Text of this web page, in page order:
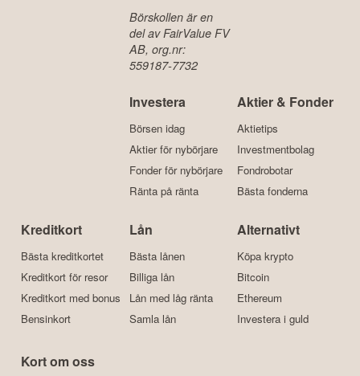
Börskollen är en
del av FairValue FV
AB, org.nr:
559187-7732
Investera
Börsen idag
Aktier för nybörjare
Fonder för nybörjare
Ränta på ränta
Aktier & Fonder
Aktietips
Investmentbolag
Fondrobotar
Bästa fonderna
Kreditkort
Bästa kreditkortet
Kreditkort för resor
Kreditkort med bonus
Bensinkort
Lån
Bästa lånen
Billiga lån
Lån med låg ränta
Samla lån
Alternativt
Köpa krypto
Bitcoin
Ethereum
Investera i guld
Kort om oss